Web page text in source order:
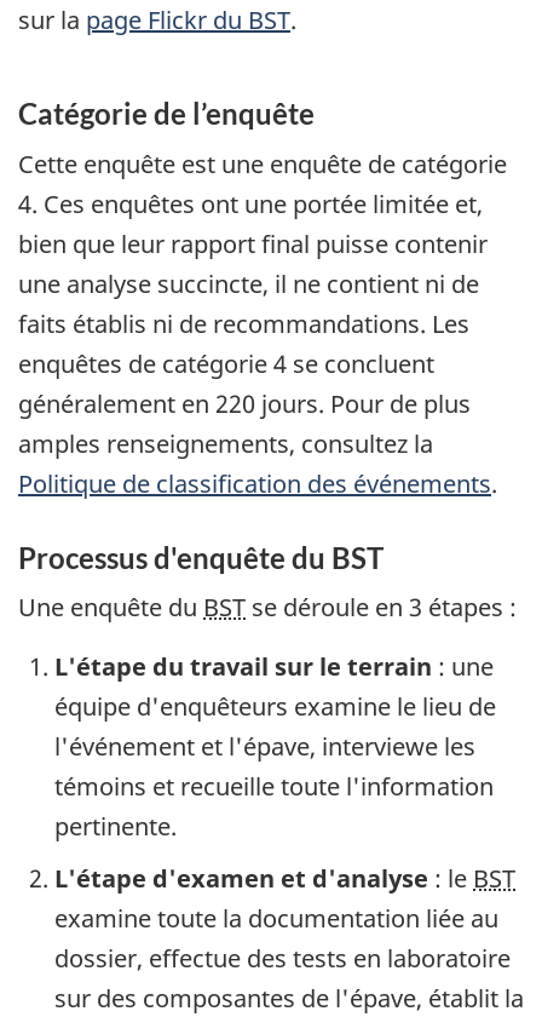
sur la page Flickr du BST.
Catégorie de l’enquête
Cette enquête est une enquête de catégorie
4. Ces enquêtes ont une portée limitée et,
bien que leur rapport final puisse contenir
une analyse succincte, il ne contient ni de
faits établis ni de recommandations. Les
enquêtes de catégorie 4 se concluent
généralement en 220 jours. Pour de plus
amples renseignements, consultez la
Politique de classification des événements.
Processus d'enquête du BST
Une enquête du BST se déroule en 3 étapes :
L'étape du travail sur le terrain : une
équipe d'enquêteurs examine le lieu de
l'événement et l'épave, interviewe les
témoins et recueille toute l'information
pertinente.
L'étape d'examen et d'analyse : le BST
examine toute la documentation liée au
dossier, effectue des tests en laboratoire
sur des composantes de l'épave, établit la